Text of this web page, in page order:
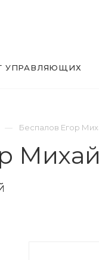
УПРАВЛЯЮЩИХ
Беспалов Егор